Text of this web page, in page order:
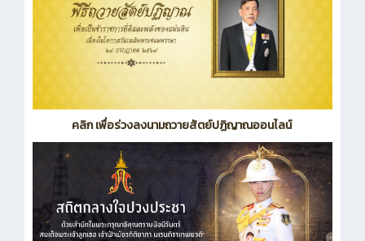
คลิก เพื่อร่วงลงนามถวายสัตย์ปฏิญาณออนไลน์